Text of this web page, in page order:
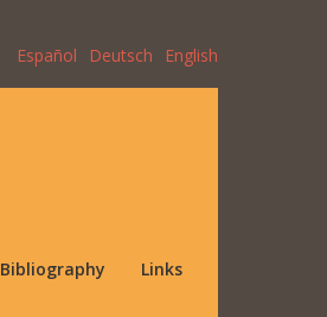
Español Deutsch English
Bibliography Links